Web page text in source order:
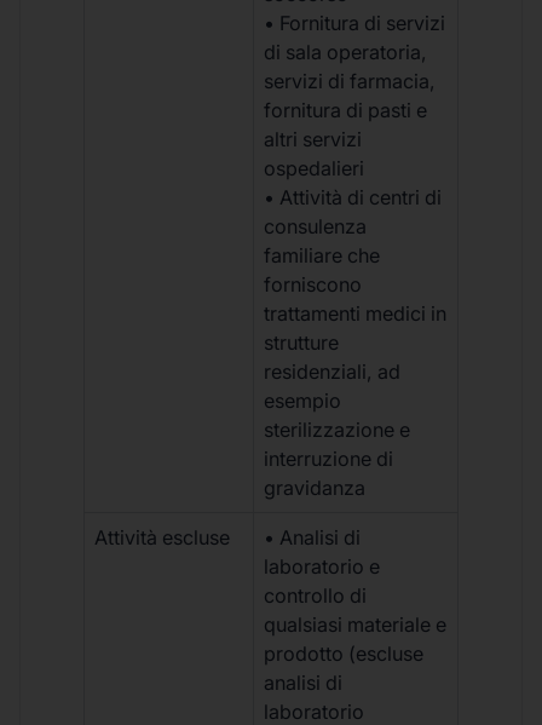
• Fornitura di servizi
di sala operatoria,
servizi di farmacia,
fornitura di pasti e
altri servizi
ospedalieri
• Attività di centri di
consulenza
familiare che
forniscono
trattamenti medici in
strutture
residenziali, ad
esempio
sterilizzazione e
interruzione di
gravidanza
Attività escluse
• Analisi di
laboratorio e
controllo di
qualsiasi materiale e
prodotto (escluse
analisi di
laboratorio